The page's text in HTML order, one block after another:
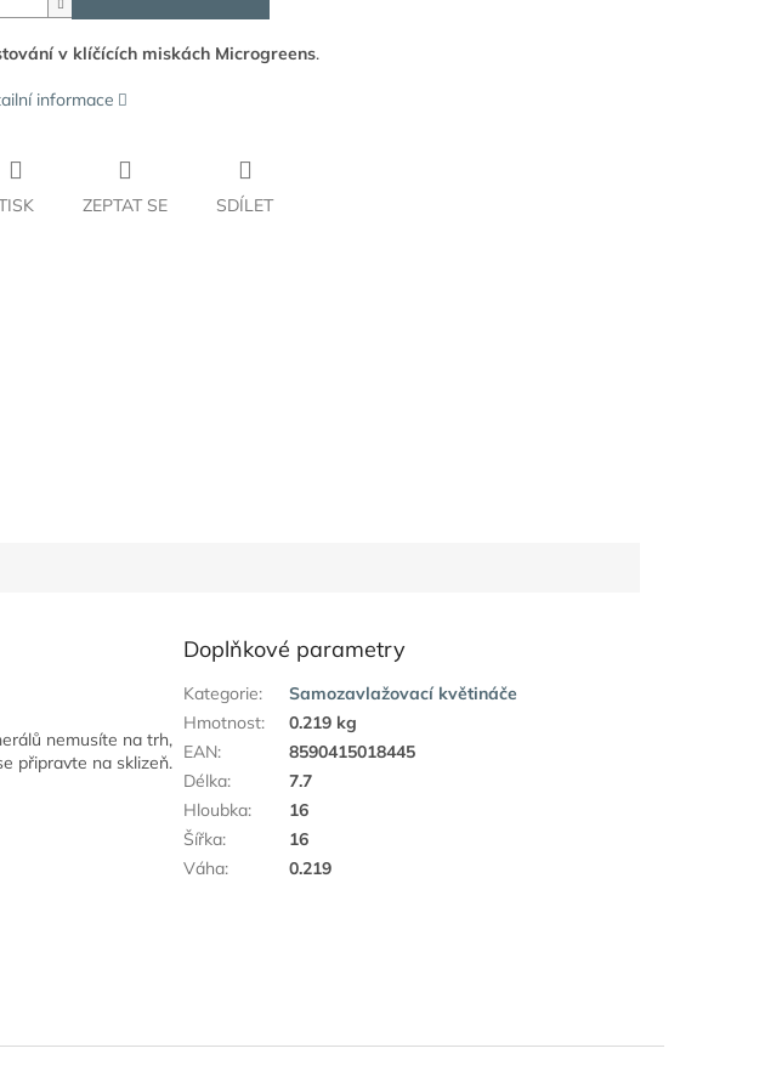
v klíčících miskách Microgreens.
informace
ZEPTAT SE SDÍLET
nemusíte na trh,
připravte na sklizeň.
Doplňkové parametry
Kategorie:
Samozavlažovací květináče
Hmotnost:
0.219 kg
EAN:
8590415018445
Délka:
7.7
Hloubka:
16
Šířka:
16
Váha: 0.219